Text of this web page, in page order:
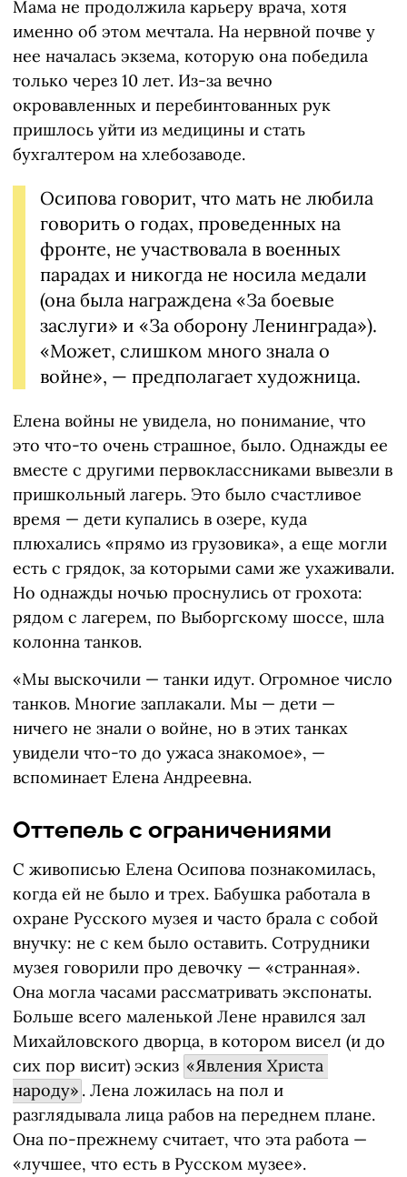
Мама не продолжила карьеру врача, хотя
именно об этом мечтала. На нервной почве у
нее началась экзема, которую она победила
только через 10 лет. Из-за вечно
окровавленных и перебинтованных рук
пришлось уйти из медицины и стать
бухгалтером на хлебозаводе.
Осипова говорит, что мать не любила
говорить о годах, проведенных на
фронте, не участвовала в военных
парадах и никогда не носила медали
(она была награждена «За боевые
заслуги» и «За оборону Ленинграда»).
«Может, слишком много знала о
войне», — предполагает художница.
Елена войны не увидела, но понимание, что
это что-то очень страшное, было. Однажды ее
вместе с другими первоклассниками вывезли в
пришкольный лагерь. Это было счастливое
время — дети купались в озере, куда
плюхались «прямо из грузовика», а еще могли
есть с грядок, за которыми сами же ухаживали.
Но однажды ночью проснулись от грохота:
рядом с лагерем, по Выборгскому шоссе, шла
колонна танков.
«Мы выскочили — танки идут. Огромное число
танков. Многие заплакали. Мы — дети —
ничего не знали о войне, но в этих танках
увидели что-то до ужаса знакомое», —
вспоминает Елена Андреевна.
Оттепель с ограничениями
С живописью Елена Осипова познакомилась,
когда ей не было и трех. Бабушка работала в
охране Русского музея и часто брала с собой
внучку: не с кем было оставить. Сотрудники
музея говорили про девочку — «странная».
Она могла часами рассматривать экспонаты.
Больше всего маленькой Лене нравился зал
Михайловского дворца, в котором висел (и до
сих пор висит) эскиз «Явления Христа
народу» . Лена ложилась на пол и
разглядывала лица рабов на переднем плане.
Она по-прежнему считает, что эта работа —
«лучшее, что есть в Русском музее».